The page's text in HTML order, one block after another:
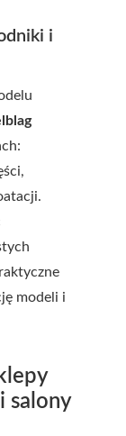
i
modeli i
salony